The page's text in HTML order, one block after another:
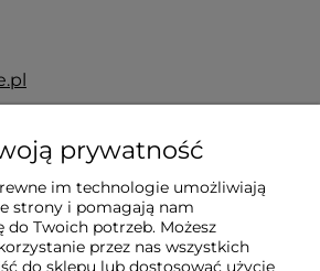
prywatność
im technologie umożliwiają
strony i pomagają nam
Twoich potrzeb. Możesz
przez nas wszystkich
do sklepu lub dostosować użycie